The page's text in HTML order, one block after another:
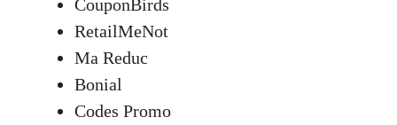
CouponBirds
RetailMeNot
Ma Reduc
Bonial
Codes Promo